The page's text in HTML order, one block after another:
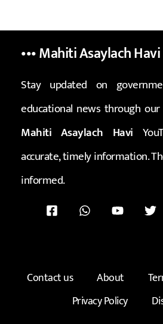
••• Mahiti Asaylach Havi
Stay updated on
educational news through
Mahiti Asaylach Havi
accurate, timely information.
informed.
Contact us About
Privacy Policy